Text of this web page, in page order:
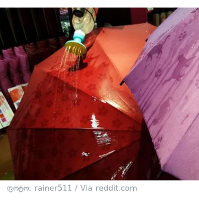
ფოტო: rainer511 / Via reddit.com